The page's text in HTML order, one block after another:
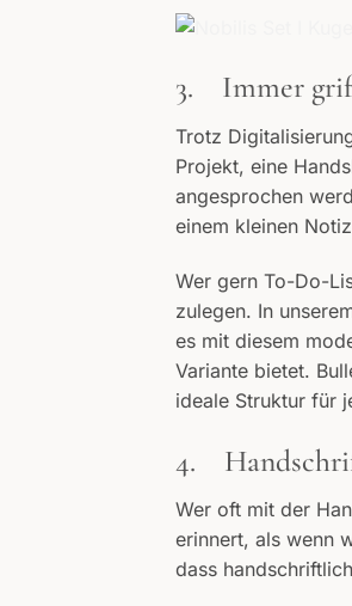
3. Immer
Trotz
Projekt, eine
angesprochen
einem kleinen
Wer gern To-Do-
zulegen. In
es mit diesem
Variante bietet.
ideale Struktur für
4.
Wer oft mit der
erinnert, als wenn
dass